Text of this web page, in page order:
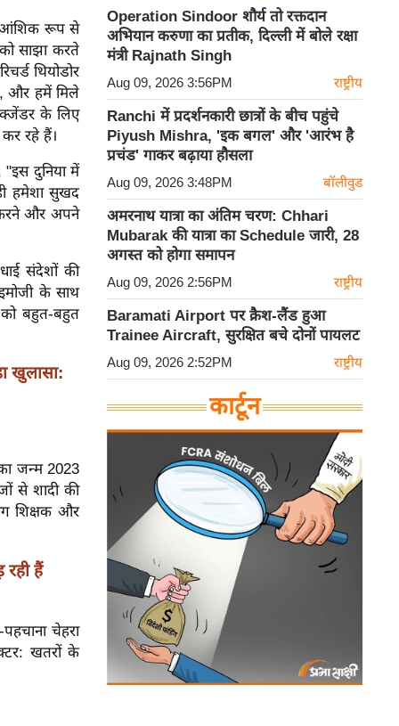
आंशिक रूप से
साझा करते
थियोडोर
और हमें मिले
के लिए
रहे हैं।
दुनिया में
हमेशा सुखद
करने और अपने
संदेशों की
के साथ
को बहुत-बहुत
खुलासा:
जन्म 2023
से शादी की
शिक्षक और
हैं
चेहरा
खतरों के
Operation Sindoor शौर्य तो रक्तदान
अभियान करुणा का प्रतीक, दिल्ली में बोले रक्षा
मंत्री Rajnath Singh
Aug 09, 2026 3:56PM राष्ट्रीय
Ranchi में प्रदर्शनकारी छात्रों के बीच पहुंचे
Piyush Mishra, 'इक बगल' और 'आरंभ है
प्रचंड' गाकर बढ़ाया हौसला
Aug 09, 2026 3:48PM बॉलीवुड
अमरनाथ यात्रा का अंतिम चरण: Chhari
Mubarak की यात्रा का Schedule जारी, 28
अगस्त को होगा समापन
Aug 09, 2026 2:56PM राष्ट्रीय
Baramati Airport पर क्रैश-लैंड हुआ
Trainee Aircraft, सुरक्षित बचे दोनों पायलट
Aug 09, 2026 2:52PM राष्ट्रीय
कार्टून